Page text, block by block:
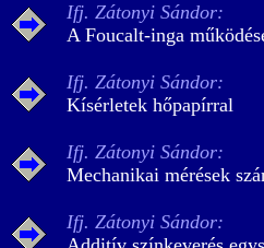
Ifj. Zátonyi Sándor:
A Foucalt-inga
Ifj. Zátonyi Sándor:
Kísérletek hőpapírral
Ifj. Zátonyi Sándor:
Mechanikai mérések
Ifj. Zátonyi Sándor: